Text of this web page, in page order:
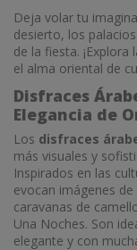
Deja volar tu
desierto, los
de la fiesta.
el alma oriental de
Disfraces
Elegancia de
Los disfraces
más visuales y
Inspirados en las
evocan imágenes
caravanas de
Una Noches. Son
elegante y con